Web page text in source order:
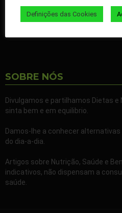
Partilhe também a nossa página
amigos.
SOBRE NÓS
Divulgamos e partilhamos Dietas e
sinta bem e em equilibrio.
Damos-lhe a conhecer
do dia-a-dia.
Artigos sobre Nutrição, Saúde e
indicativos, não dispensam a
saúde.
Definições das Cookies